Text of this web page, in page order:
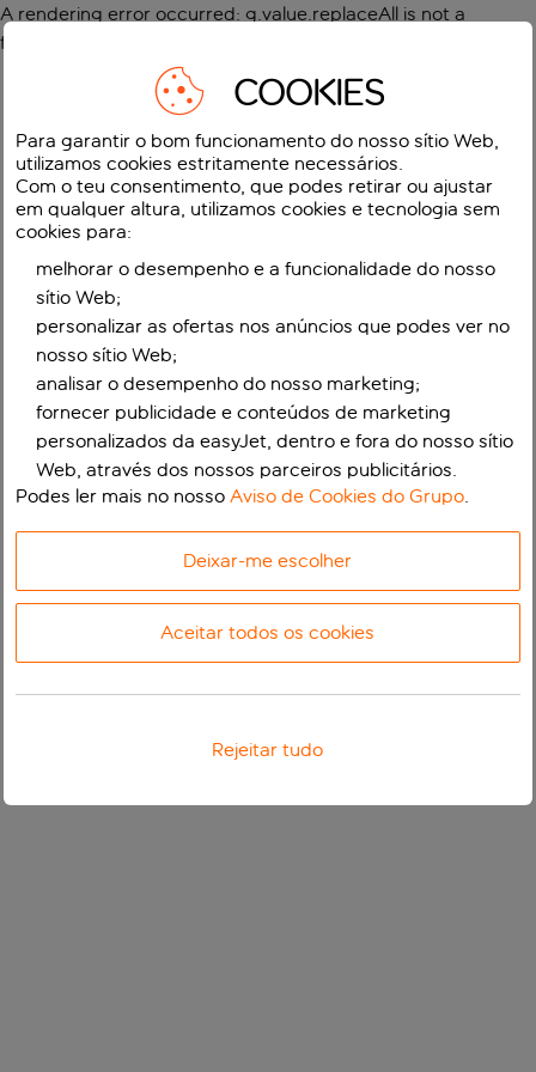
A rendering error occurred: g.value.replaceAll is not a
function
COOKIES
Para garantir o bom funcionamento do nosso sítio Web,
utilizamos cookies estritamente necessários.
Com o teu consentimento, que podes retirar ou ajustar
em qualquer altura, utilizamos cookies e tecnologia sem
cookies para:
melhorar o desempenho e a funcionalidade do nosso
sítio Web;
personalizar as ofertas nos anúncios que podes ver no
nosso sítio Web;
analisar o desempenho do nosso marketing;
fornecer publicidade e conteúdos de marketing
personalizados da easyJet, dentro e fora do nosso sítio
Web, através dos nossos parceiros publicitários.
Podes ler mais no nossoAviso de Cookies do Grupo.
Deixar-me escolher
Aceitar todos os cookies
Rejeitar tudo